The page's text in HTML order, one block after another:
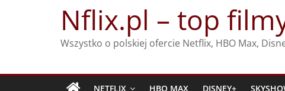
Nflix.pl – top
Wszystko o polskiej ofercie Netflix, HBO Max,
NETFLIX HBO MAX DISNEY+